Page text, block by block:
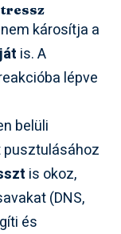
károsítja a
is. A
lépve
belüli
is okoz,
(DNS,
és